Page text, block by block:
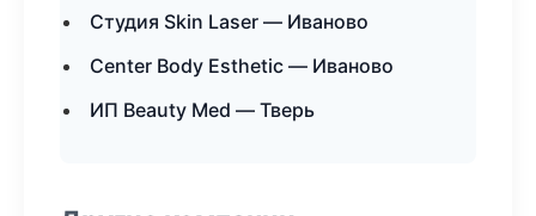
Студия Skin Laser — Иваново
Center Body Esthetic — Иваново
ИП Beauty Med — Тверь